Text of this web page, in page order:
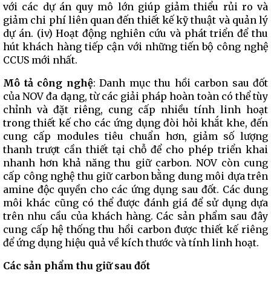
với các dự án quy mô lớn giúp giảm thiểu rủi ro và
giảm chi phí liên quan đến thiết kế kỹ thuật và quản lý
dự án. (iv) Hoạt động nghiên cứu và phát triển để thu
hút khách hàng tiếp cận với những tiến bộ công nghệ
CCUS mới nhất.
Mô tả công nghệ: Danh mục thu hồi carbon sau đốt
của NOV đa dạng, từ các giải pháp hoàn toàn có thể tùy
chỉnh và đặt riêng, cung cấp nhiều tính linh hoạt
trong thiết kế cho các ứng dụng đòi hỏi khắt khe, đến
cung cấp modules tiêu chuẩn hơn, giảm số lượng
thanh trượt cần thiết tại chỗ để cho phép triển khai
nhanh hơn khả năng thu giữ carbon. NOV còn cung
cấp công nghệ thu giữ carbon bằng dung môi dựa trên
amine độc quyền cho các ứng dụng sau đốt. Các dung
môi khác cũng có thể được đánh giá để sử dụng dựa
trên nhu cầu của khách hàng. Các sản phẩm sau đây
cung cấp hệ thống thu hồi carbon được thiết kế riêng
để ứng dụng hiệu quả về kích thước và tính linh hoạt.
Các sản phẩm thu giữ sau đốt